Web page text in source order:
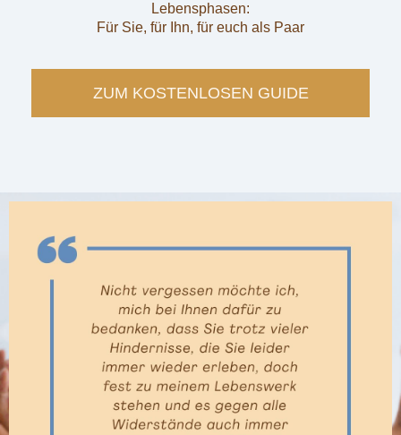
Lebensphasen:
Für Sie, für Ihn, für euch als Paar
ZUM KOSTENLOSEN GUIDE